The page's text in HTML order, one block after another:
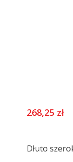
268,25 zł
Dłuto